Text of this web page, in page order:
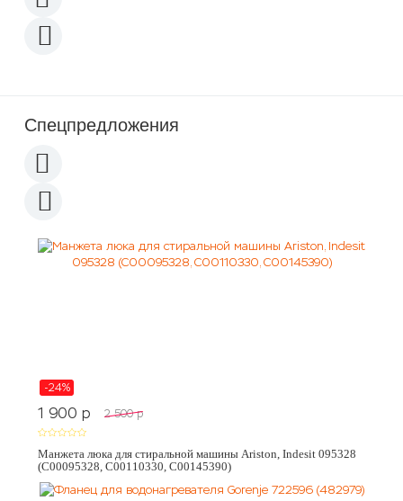
Спецпредложения
-24%
1 900 p 2 500 p
Манжета люка для стиральной машины Ariston, Indesit 095328
(C00095328, C00110330, C00145390)